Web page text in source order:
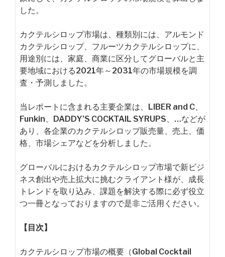
した。
カクテルシロップ市場は、種類別には、アルモンド
カクテルシロップ、フルーツカクテルシロップに、
用途別には、家庭、商業に区分してグローバルと主
要地域における2021年～2031年の市場規模を調
査・予測しました。
当レポートに含まれる主要企業は、LIBER and C、
Funkin、DADDY’S COCKTAIL SYRUPS、…などが
あり、各企業のカクテルシロップ販売量、売上、価
格、市場シェアなどを分析しました。
グローバルにおけるカクテルシロップ市場で新ビジ
ネス創出や売上拡大に挑むクライアント様が、成長
トレンドを取り込み、課題を解決する際に必ず役立
つ一冊となっておりますので是非ご活用ください。
【目次】
カクテルシロップ市場の概要（Global Cocktail